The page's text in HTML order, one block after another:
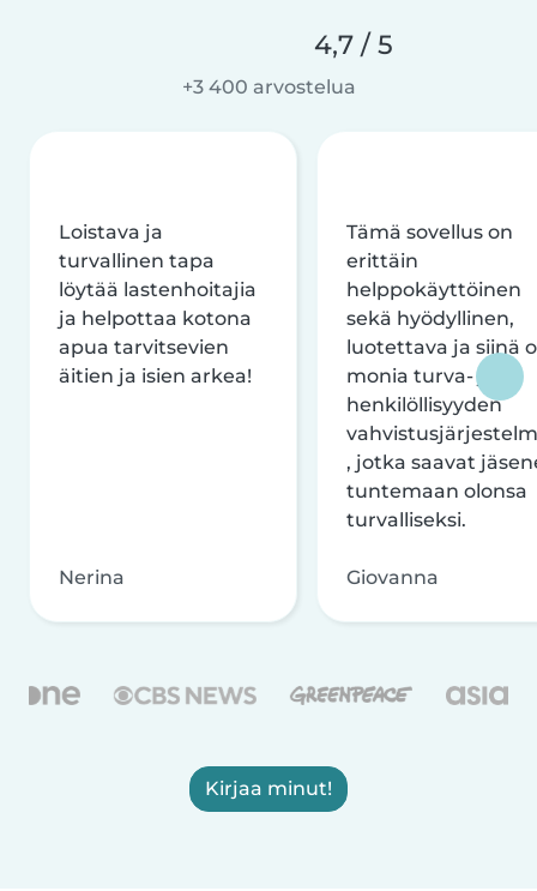
4,7 / 5
+3 400 arvostelua
Loistava ja
turvallinen tapa
löytää lastenhoitajia
ja helpottaa kotona
apua tarvitsevien
äitien ja isien arkea!
Nerina
Tämä sovellus on
erittäin
helppokäyttöinen
sekä hyödyllinen,
luotettava ja siinä
monia turva- ja
henkilöllisyyden
, jotka saavat
tuntemaan olonsa
turvalliseksi.
Giovanna
Kirjaa minut!